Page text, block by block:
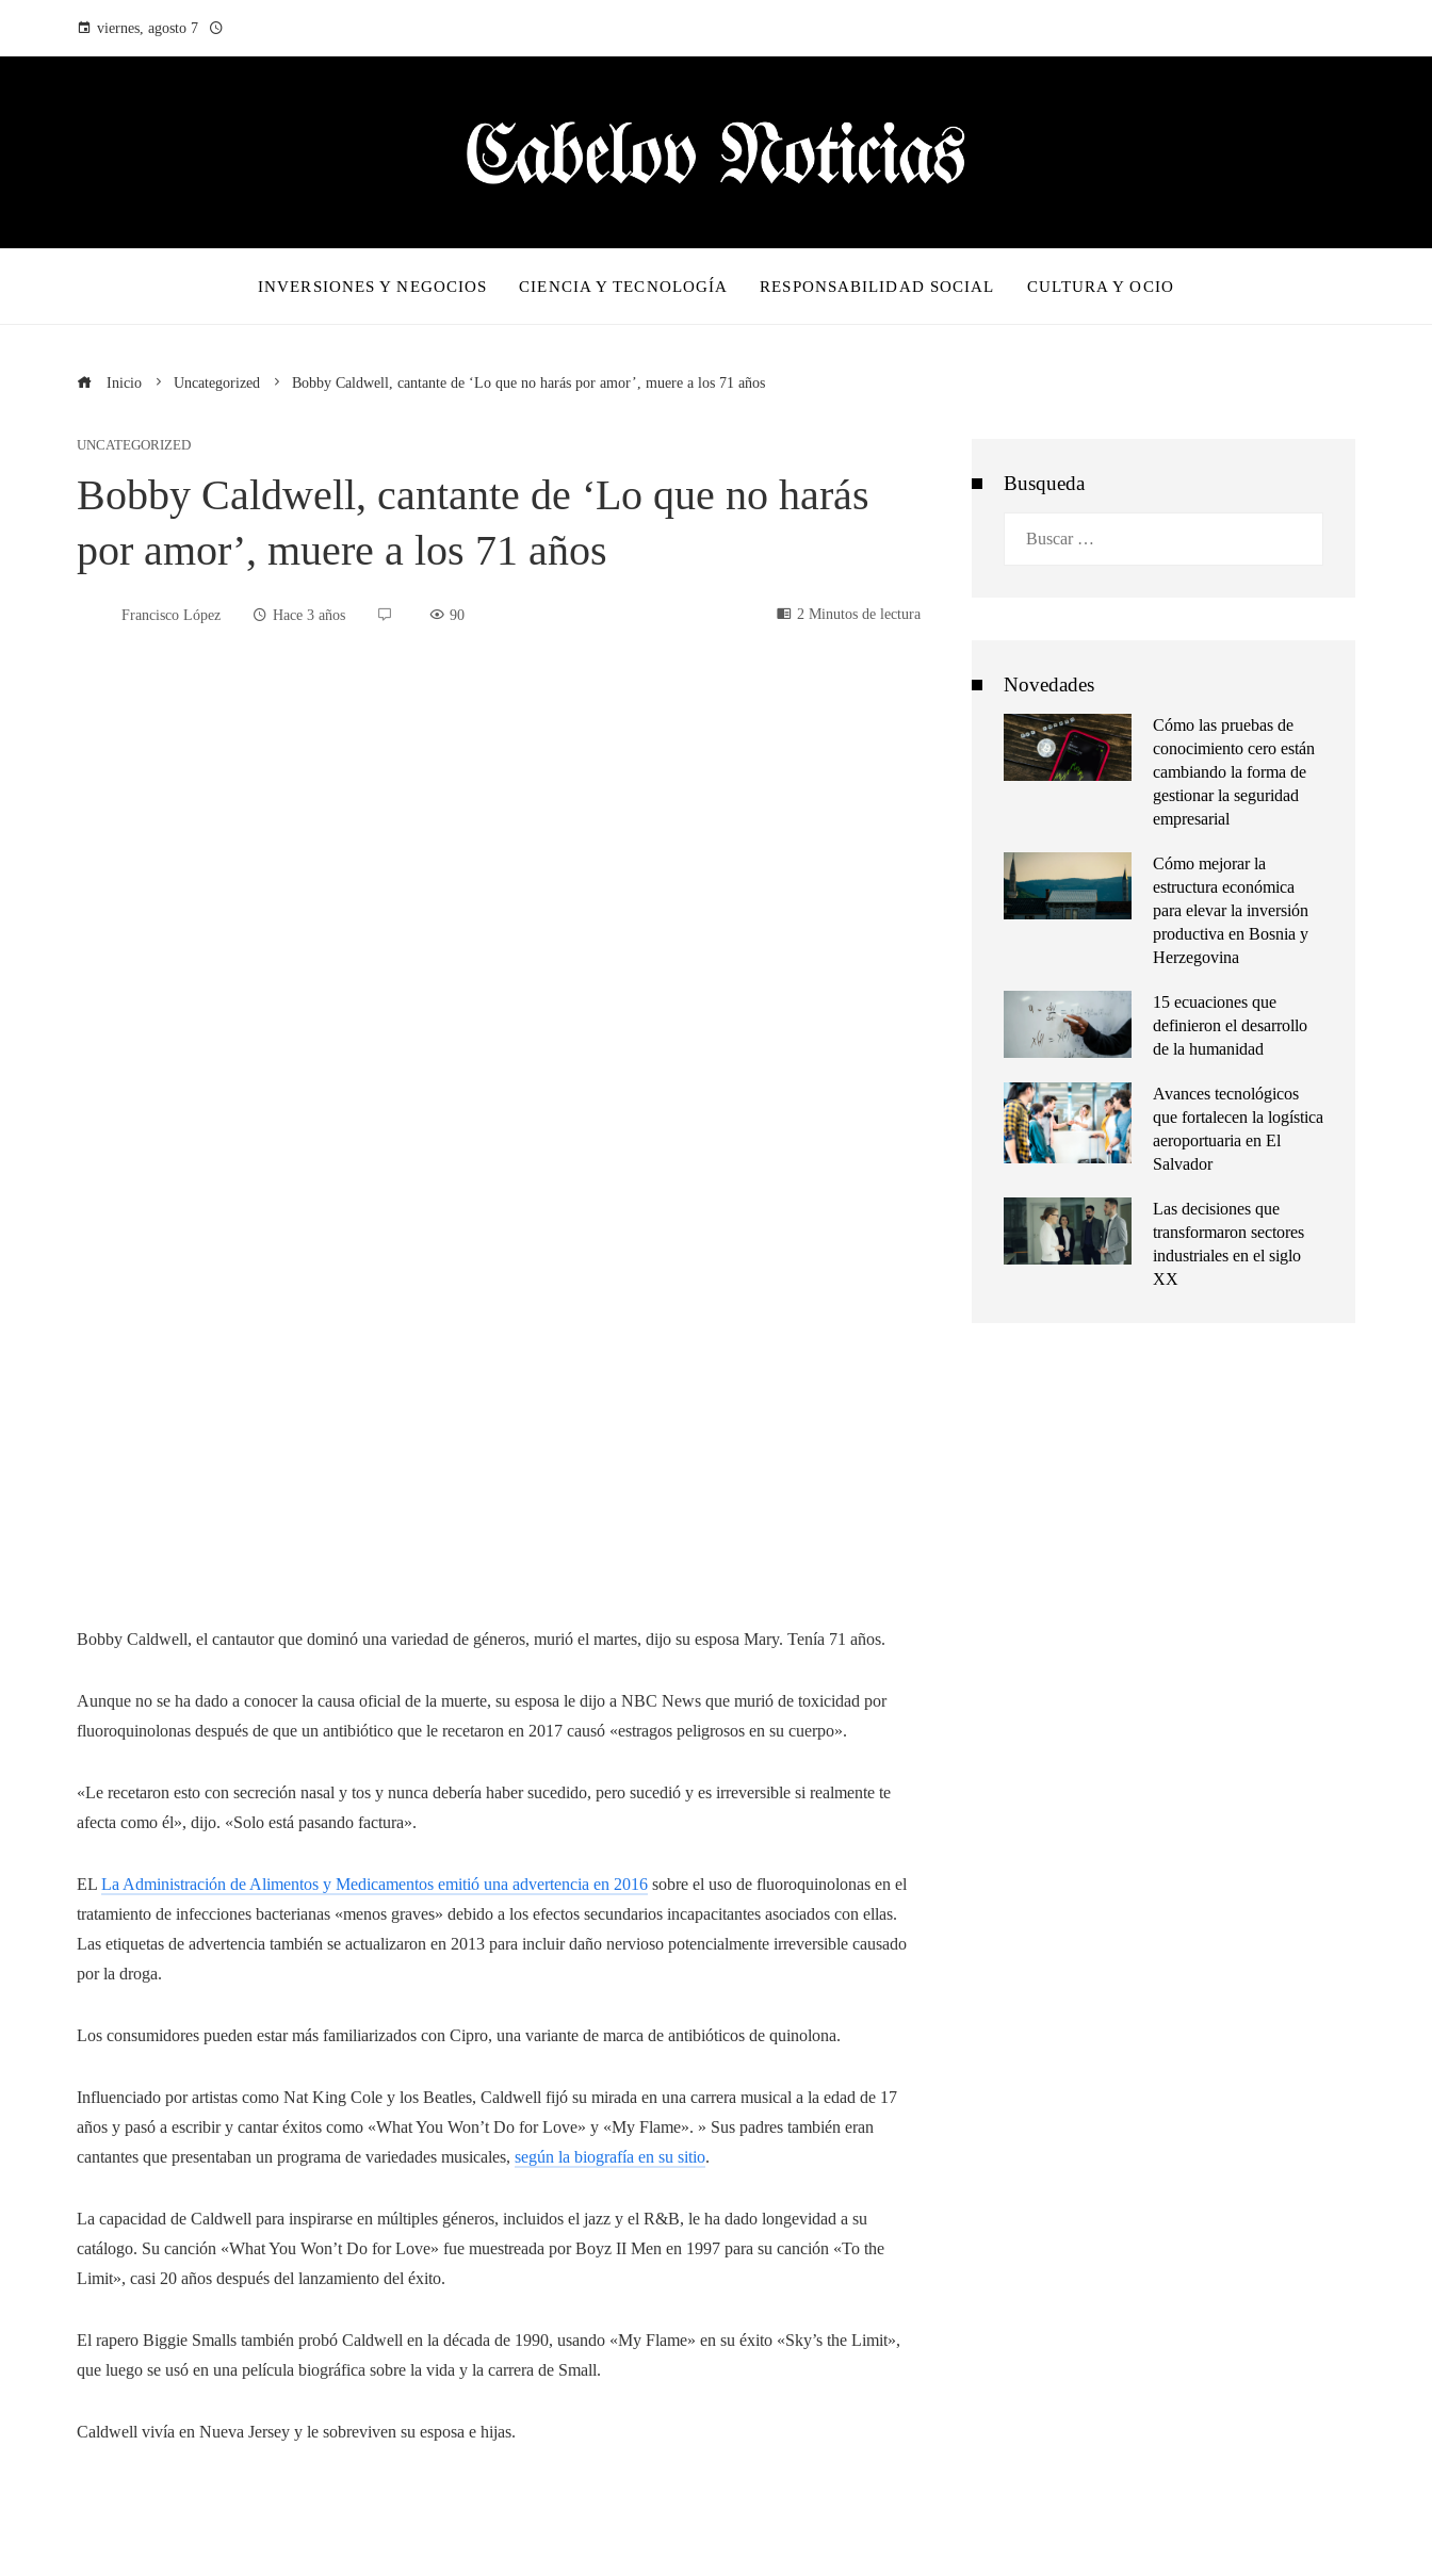
viernes, agosto 7
INVERSIONES Y NEGOCIOS CIENCIA Y TECNOLOGÍA RESPONSABILIDAD SOCIAL CULTURA Y OCIO
Inicio Uncategorized Bobby Caldwell, cantante de ‘Lo que no harás por amor’, muere a los 71 años
UNCATEGORIZED
Bobby Caldwell, cantante de ‘Lo que no harás
por amor’, muere a los 71 años
Francisco López Hace 3 años 90 2 Minutos de lectura
Bobby Caldwell, el cantautor que dominó una variedad de géneros, murió el martes, dijo su esposa Mary. Tenía 71 años.
Aunque no se ha dado a conocer la causa oficial de la muerte, su esposa le dijo a NBC News que murió de toxicidad por
fluoroquinolonas después de que un antibiótico que le recetaron en 2017 causó «estragos peligrosos en su cuerpo».
«Le recetaron esto con secreción nasal y tos y nunca debería haber sucedido, pero sucedió y es irreversible si realmente te
afecta como él», dijo. «Solo está pasando factura».
EL La Administración de Alimentos y Medicamentos emitió una advertencia en 2016 sobre el uso de fluoroquinolonas en el
tratamiento de infecciones bacterianas «menos graves» debido a los efectos secundarios incapacitantes asociados con ellas.
Las etiquetas de advertencia también se actualizaron en 2013 para incluir daño nervioso potencialmente irreversible causado
por la droga.
Los consumidores pueden estar más familiarizados con Cipro, una variante de marca de antibióticos de quinolona.
Influenciado por artistas como Nat King Cole y los Beatles, Caldwell fijó su mirada en una carrera musical a la edad de 17
años y pasó a escribir y cantar éxitos como «What You Won’t Do for Love» y «My Flame». » Sus padres también eran
cantantes que presentaban un programa de variedades musicales, según la biografía en su sitio.
La capacidad de Caldwell para inspirarse en múltiples géneros, incluidos el jazz y el R&B, le ha dado longevidad a su
catálogo. Su canción «What You Won’t Do for Love» fue muestreada por Boyz II Men en 1997 para su canción «To the
Limit», casi 20 años después del lanzamiento del éxito.
El rapero Biggie Smalls también probó Caldwell en la década de 1990, usando «My Flame» en su éxito «Sky’s the Limit»,
que luego se usó en una película biográfica sobre la vida y la carrera de Small.
Caldwell vivía en Nueva Jersey y le sobreviven su esposa e hijas.
Busqueda
Novedades
Cómo las pruebas de
conocimiento cero están
cambiando la forma de
gestionar la seguridad
empresarial
Cómo mejorar la
estructura económica
para elevar la inversión
productiva en Bosnia y
Herzegovina
15 ecuaciones que
definieron el desarrollo
de la humanidad
Avances tecnológicos
que fortalecen la logística
aeroportuaria en El
Salvador
Las decisiones que
transformaron sectores
industriales en el siglo
XX